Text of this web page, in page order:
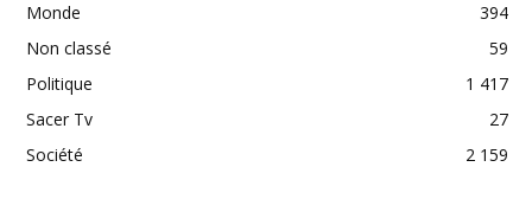
Monde
394
Non classé
59
Politique
1 417
Sacer Tv
27
Société
2 159